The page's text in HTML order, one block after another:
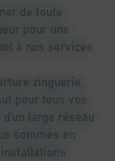
de toute
pour une
à nos services
zinguerie,
pour tous vos
large réseau
sommes en